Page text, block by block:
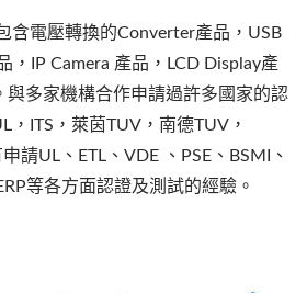
含電壓轉換的Converter產品，USB
，IP Camera 產品，LCD Display產
與多家機構合作申請過許多國家的認
，ITS，萊茵TUV，南德TUV，
請UL、ETL、VDE 、PSE、BSMI、
等各方面認證及測試的經驗。